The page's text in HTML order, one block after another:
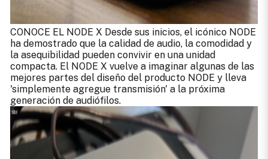
CONOCE EL NODE X Desde sus inicios, el icónico NODE
ha demostrado que la calidad de audio, la comodidad y
la asequibilidad pueden convivir en una unidad
compacta. El NODE X vuelve a imaginar algunas de las
mejores partes del diseño del producto NODE y lleva
'simplemente agregue transmisión' a la próxima
generación de audiófilos.